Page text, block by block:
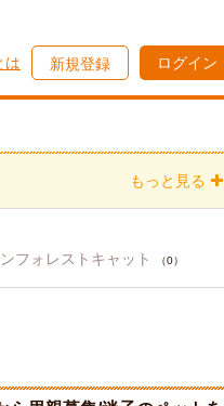
は 新規登録 ログイン
フォレストキャット （0）
もっと見る